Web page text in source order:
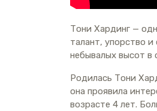
Тони Хардинг —
талант, упорство
небывалых высот в
Родилась Тони
она проявила
возрасте 4 лет.